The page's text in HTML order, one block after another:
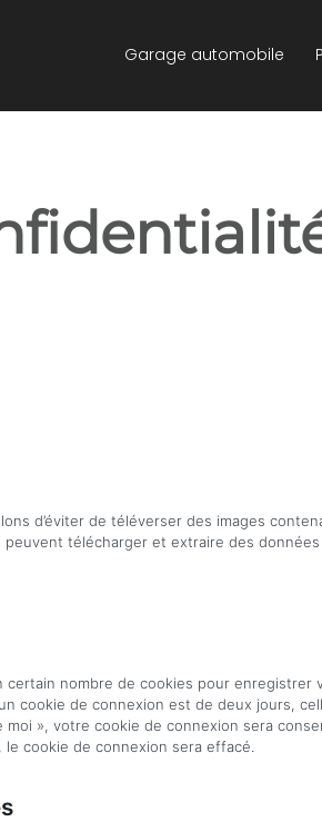
Garage automobile
d’éviter de téléverser des images
télécharger et extraire des
nombre de cookies pour enregistrer
cookie de connexion est de deux jours,
moi », votre cookie de connexion sera
cookie de connexion sera effacé.